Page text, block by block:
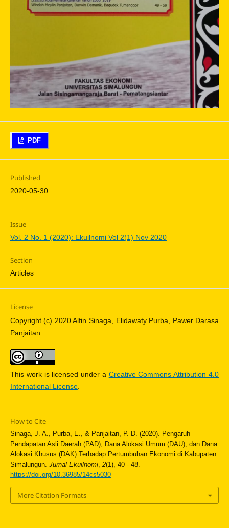
PDF
Published
2020-05-30
Issue
Vol. 2 No. 1 (2020): Ekuilnomi Vol 2(1) Nov 2020
Section
Articles
License
Copyright (c) 2020 Alfin Sinaga, Elidawaty Purba, Pawer Darasa
Panjaitan
This work is licensed under a Creative Commons Attribution 4.0
International License.
How to Cite
Sinaga, J. A., Purba, E., & Panjaitan, P. D. (2020). Pengaruh
Pendapatan Asli Daerah (PAD), Dana Alokasi Umum (DAU), dan Dana
Alokasi Khusus (DAK) Terhadap Pertumbuhan Ekonomi di Kabupaten
Simalungun. Jurnal Ekuilnomi, 2(1), 40 - 48.
https://doi.org/10.36985/14cs5030
More Citation Formats